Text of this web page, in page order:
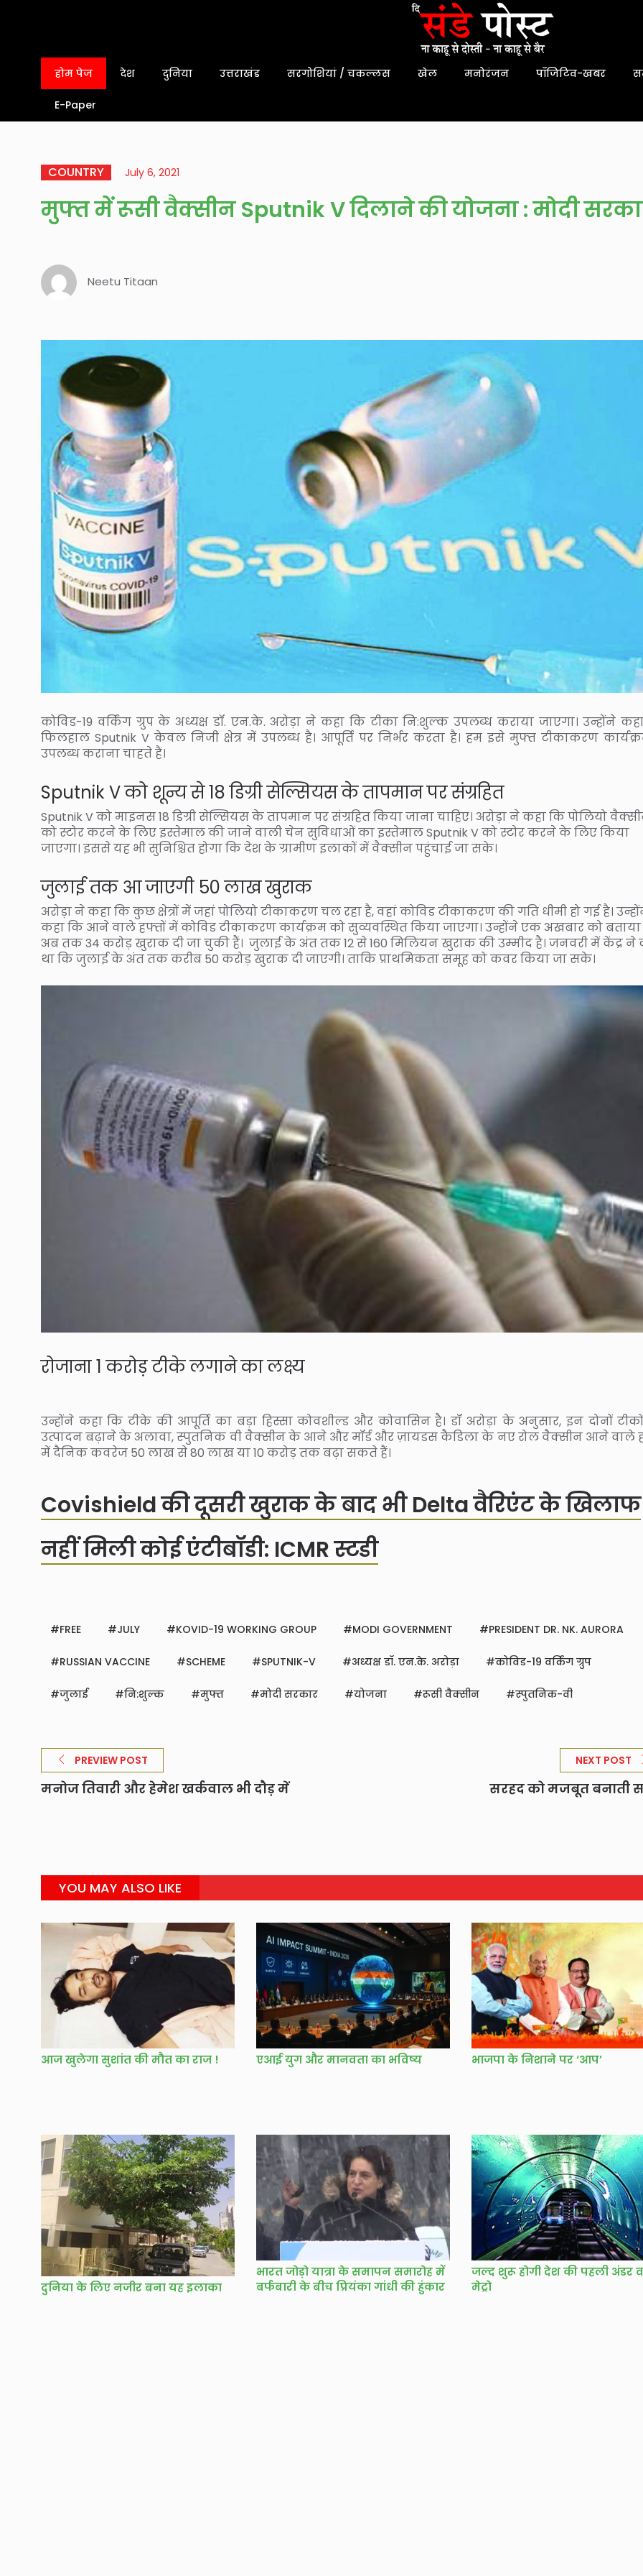
होम पेज देश दुनिया उत्तराखंड सरगोशियां / चकल्लस खेल मनोरंजन पॉजिटिव-खबर
E-Paper
COUNTRY July 6, 2021
मुफ्त में रूसी वैक्सीन Sputnik V दिलाने की योजना : मोदी
Neetu Titaan
कोविड-19 वर्किंग ग्रुप के अध्यक्ष डॉ. एन.के. अरोड़ा ने कहा कि टीका नि:शुल्क उपलब्ध कराया जाएगा। उन्होंने
फिलहाल Sputnik V केवल निजी क्षेत्र में उपलब्ध है। आपूर्ति पर निर्भर करता है। हम इसे मुफ्त टीकाकरण
उपलब्ध कराना चाहते हैं।
Sputnik V को शून्य से 18 डिग्री सेल्सियस के तापमान पर संग्रहित
Sputnik V को माइनस 18 डिग्री सेल्सियस के तापमान पर संग्रहित किया जाना चाहिए। अरोड़ा ने कहा कि पोलियो
को स्टोर करने के लिए इस्तेमाल की जाने वाली चेन सुविधाओं का इस्तेमाल Sputnik V को स्टोर करने के लिए किया
जाएगा। इससे यह भी सुनिश्चित होगा कि देश के ग्रामीण इलाकों में वैक्सीन पहुंचाई जा सके।
जुलाई तक आ जाएगी 50 लाख खुराक
अरोड़ा ने कहा कि कुछ क्षेत्रों में जहां पोलियो टीकाकरण चल रहा है, वहां कोविड टीकाकरण की गति धीमी हो गई है।
कहा कि आने वाले हफ्तों में कोविड टीकाकरण कार्यक्रम को सुव्यवस्थित किया जाएगा। उन्होंने एक अखबार को
अब तक 34 करोड़ खुराक दी जा चुकी हैं। जुलाई के अंत तक 12 से 160 मिलियन खुराक की उम्मीद है। जनवरी में केंद्र ने
था कि जुलाई के अंत तक करीब 50 करोड़ खुराक दी जाएगी। ताकि प्राथमिकता समूह को कवर किया जा सके।
रोजाना 1 करोड़ टीके लगाने का लक्ष्य
उन्होंने कहा कि टीके की आपूर्ति का बड़ा हिस्सा कोवशील्ड और कोवासिन है। डॉ अरोड़ा के अनुसार, इन दोनों
उत्पादन बढ़ाने के अलावा, स्पुतनिक वी वैक्सीन के आने और मॉर्ड और ज़ायडस कैडिला के नए रोल वैक्सीन आने वाले
में दैनिक कवरेज 50 लाख से 80 लाख या 10 करोड़ तक बढ़ा सकते हैं।
Covishield की दूसरी खुराक के बाद भी Delta वैरिएंट के खिलाफ
नहीं मिली कोई एंटीबॉडी: ICMR स्टडी
FREE JULY KOVID-19 WORKING GROUP MODI GOVERNMENT PRESIDENT DR. NK. AURORA
RUSSIAN VACCINE SCHEME SPUTNIK-V अध्यक्ष डॉ. एन.के. अरोड़ा कोविड-19 वर्किंग ग्रुप
जुलाई नि:शुल्क मुफ्त मोदी सरकार योजना रूसी वैक्सीन स्पुतनिक-वी
PREVIEW POST
मनोज तिवारी और हेमेश खर्कवाल भी दौड़ में
NEXT POST
सरहद को मजबूत बनाती
YOU MAY ALSO LIKE
आज खुलेगा सुशांत की मौत का राज ! एआई युग और मानवता का भविष्य भाजपा के निशाने पर ‘आप’
दुनिया के लिए नजीर बना यह इलाका
भारत जोड़ो यात्रा के समापन समारोह में
बर्फबारी के बीच प्रियंका गांधी की हुंकार
जल्द शुरू होगी देश की पहली अंडर
मेट्रो